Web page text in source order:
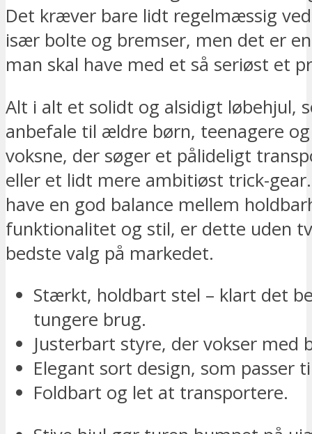
Det kræver bare lidt regelmæssig
især bolte og bremser, men det er
man skal have med et så seriøst et
Alt i alt et solidt og alsidigt løbehjul,
anbefale til ældre børn, teenagere
voksne, der søger et pålideligt
eller et lidt mere ambitiøst trick-
have en god balance mellem
funktionalitet og stil, er dette uden
bedste valg på markedet.
Stærkt, holdbart stel – klart det
tungere brug.
Justerbart styre, der vokser med
Elegant sort design, som passer
Foldbart og let at transportere.